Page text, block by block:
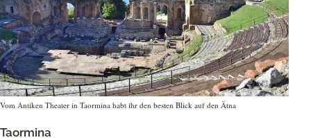
Vom Antiken Theater in Taormina habt ihr den besten Blick auf den Ätna
Taormina